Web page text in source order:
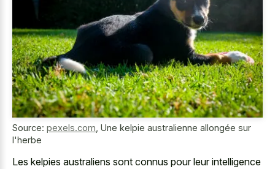
Source: pexels.com Une kelpie australienne allongée sur
l'herbe
Les kelpies australiens sont connus pour leur intelligence